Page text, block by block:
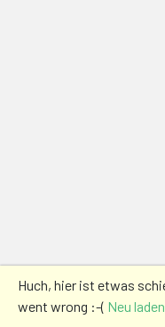
Huch, hier ist etwas
went wrong :-( Neu